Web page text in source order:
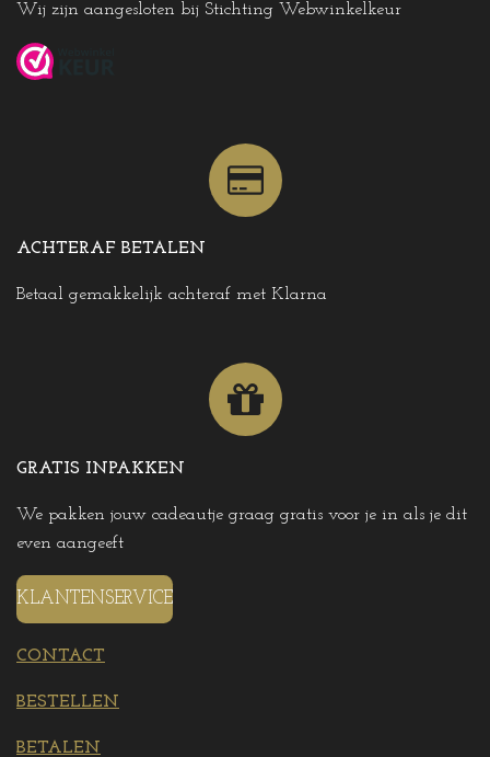
Wij zijn aangesloten bij Stichting Webwinkelkeur
ACHTERAF BETALEN
Betaal gemakkelijk achteraf met Klarna
GRATIS INPAKKEN
We pakken jouw cadeautje graag gratis voor je in als je dit
even aangeeft
KLANTENSERVICE
CONTACT
BESTELLEN
BETALEN